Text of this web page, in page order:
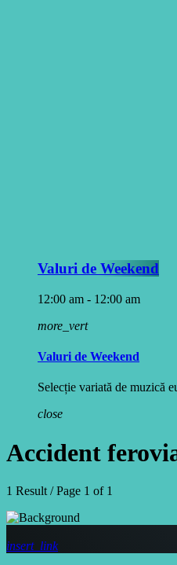
Valuri de Weekend
12:00 am - 12:00 am
more_vert
Valuri de Weekend
Selecție variată de muzică
close
Accident
1 Result / Page 1 of 1
insert_link